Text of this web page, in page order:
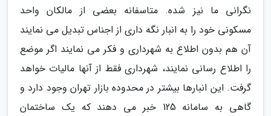
نگرانی ما نیز شده. متاسفانه بعضی از مالکان واحد
مسکونی خود را به انبار نگه داری از اجناس تبدیل می نمایند
آن هم بدون اطلاع به شهرداری و فکر می نمایند اگر موضع
را اطلاع رسانی نمایند، شهرداری فقط از آنها مالیات خواهد
گرفت. این انبارها بیشتر در محدوده بازار تهران وجود دارد و
گاهی به سامانه 125 خبر می دهند که یک ساختمان